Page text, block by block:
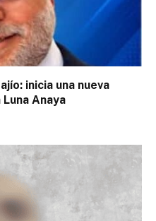
inicia una nueva
Anaya